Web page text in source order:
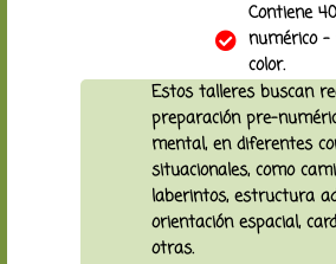
Contiene
numérico
color.
Estos talleres buscan
preparación pre-
mental, en diferentes
situacionales, como
laberintos, estructura
orientación espacial,
otras.